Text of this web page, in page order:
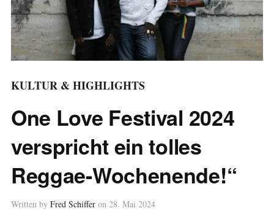
KULTUR & HIGHLIGHTS
One Love Festival 2024
verspricht ein tolles
Reggae-Wochenende!“
Written by Fred Schiffer on 28. Mai 2024